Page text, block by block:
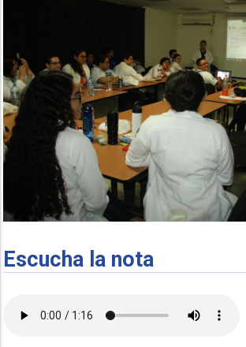
Escucha la nota